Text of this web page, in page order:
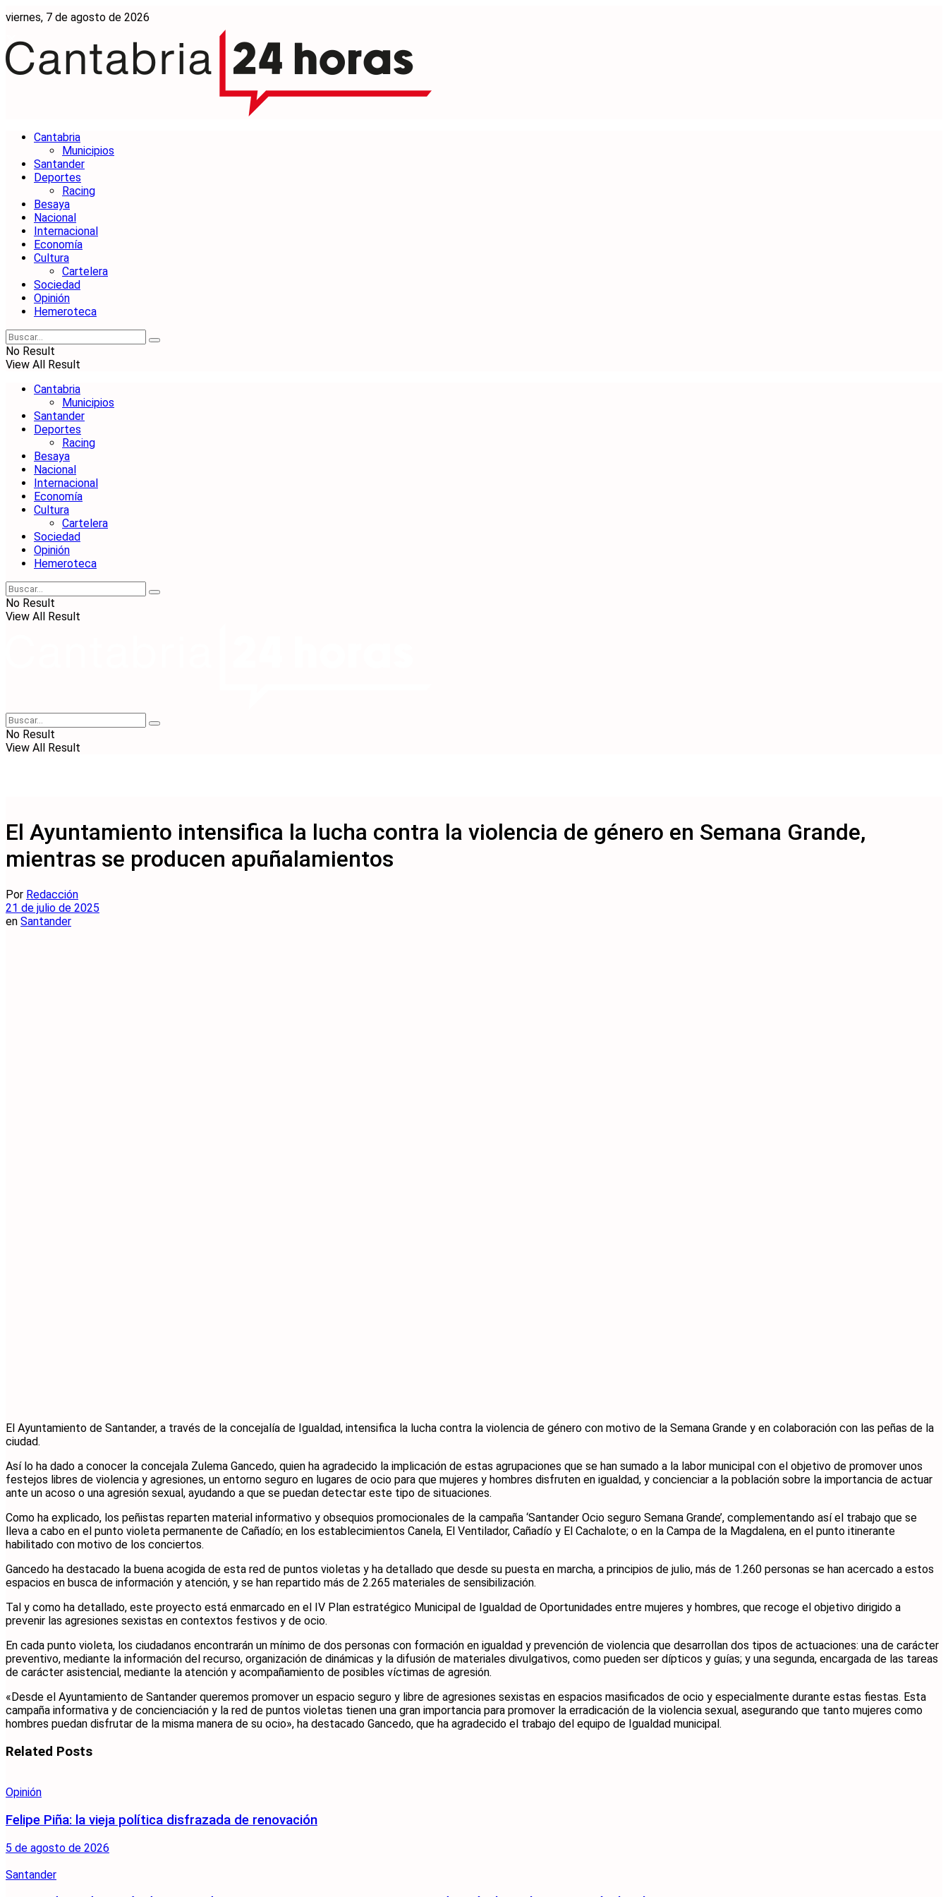
viernes, 7 de agosto de 2026
Cantabria
Municipios
Santander
Deportes
Racing
Besaya
Nacional
Internacional
Economía
Cultura
Cartelera
Sociedad
Opinión
Hemeroteca
No Result
View All Result
Cantabria
Municipios
Santander
Deportes
Racing
Besaya
Nacional
Internacional
Economía
Cultura
Cartelera
Sociedad
Opinión
Hemeroteca
No Result
View All Result
No Result
View All Result
El Ayuntamiento intensifica la lucha contra la violencia de género en Semana Grande,
mientras se producen apuñalamientos
Por Redacción
21 de julio de 2025
en Santander
El Ayuntamiento de Santander, a través de la concejalía de Igualdad, intensifica la lucha contra la violencia de género con motivo de la Semana Grande y en colaboración con las peñas de la
ciudad.
Así lo ha dado a conocer la concejala Zulema Gancedo, quien ha agradecido la implicación de estas agrupaciones que se han sumado a la labor municipal con el objetivo de promover unos
festejos libres de violencia y agresiones, un entorno seguro en lugares de ocio para que mujeres y hombres disfruten en igualdad, y concienciar a la población sobre la importancia de actuar
ante un acoso o una agresión sexual, ayudando a que se puedan detectar este tipo de situaciones.
Como ha explicado, los peñistas reparten material informativo y obsequios promocionales de la campaña ‘Santander Ocio seguro Semana Grande’, complementando así el trabajo que se
lleva a cabo en el punto violeta permanente de Cañadío; en los establecimientos Canela, El Ventilador, Cañadío y El Cachalote; o en la Campa de la Magdalena, en el punto itinerante
habilitado con motivo de los conciertos.
Gancedo ha destacado la buena acogida de esta red de puntos violetas y ha detallado que desde su puesta en marcha, a principios de julio, más de 1.260 personas se han acercado a estos
espacios en busca de información y atención, y se han repartido más de 2.265 materiales de sensibilización.
Tal y como ha detallado, este proyecto está enmarcado en el IV Plan estratégico Municipal de Igualdad de Oportunidades entre mujeres y hombres, que recoge el objetivo dirigido a
prevenir las agresiones sexistas en contextos festivos y de ocio.
En cada punto violeta, los ciudadanos encontrarán un mínimo de dos personas con formación en igualdad y prevención de violencia que desarrollan dos tipos de actuaciones: una de carácter
preventivo, mediante la información del recurso, organización de dinámicas y la difusión de materiales divulgativos, como pueden ser dípticos y guías; y una segunda, encargada de las tareas
de carácter asistencial, mediante la atención y acompañamiento de posibles víctimas de agresión.
«Desde el Ayuntamiento de Santander queremos promover un espacio seguro y libre de agresiones sexistas en espacios masificados de ocio y especialmente durante estas fiestas. Esta
campaña informativa y de concienciación y la red de puntos violetas tienen una gran importancia para promover la erradicación de la violencia sexual, asegurando que tanto mujeres como
hombres puedan disfrutar de la misma manera de su ocio», ha destacado Gancedo, que ha agradecido el trabajo del equipo de Igualdad municipal.
Related Posts
Opinión
Felipe Piña: la vieja política disfrazada de renovación
5 de agosto de 2026
Santander